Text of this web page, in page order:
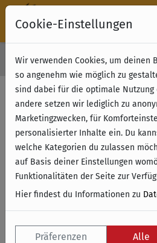
Kostenloser Versand & Retoure ab 49
Cookie-Einstellungen
Wir verwenden Cookies, um deinen
so angenehm wie möglich zu
sind dabei für die optimale Nutzung
andere setzen wir lediglich zu
Marketingzwecken, für
personalisierter Inhalte ein. Du
welche Kategorien du zulassen
auf Basis deiner Einstellungen
Funktionalitäten der Seite zur
Hier findest du Informationen zu
Präferenzen
Alle